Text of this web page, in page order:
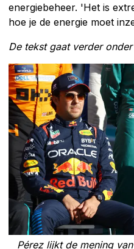
energiebeheer. 'Het is
hoe je de energie moet
De tekst gaat verder
Pérez lijkt de mening